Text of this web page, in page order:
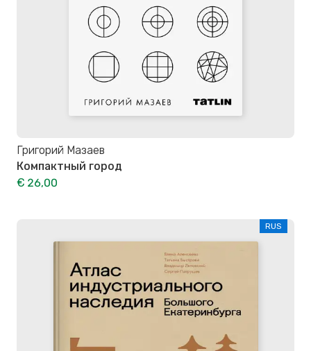
Григорий Мазаев
Компактный город
€ 26,00
RUS